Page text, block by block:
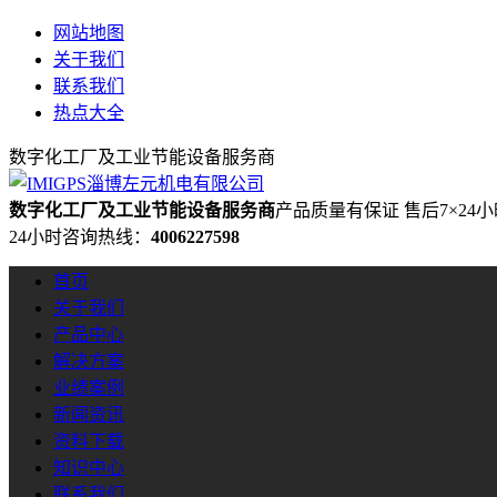
网站地图
关于我们
联系我们
热点大全
数字化工厂及工业节能设备服务商
数字化工厂及工业节能设备服务商产品质量有保证 售后7×24
24小时咨询热线： 4006227598
首页
关于我们
产品中心
解决方案
业绩案例
新闻资讯
资料下载
知识中心